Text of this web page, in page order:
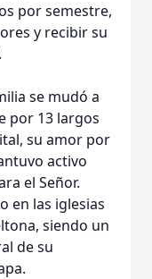
por semestre,
y recibir su
se mudó a
por 13 largos
su amor por
activo
el Señor.
en las iglesias
siendo un
de su